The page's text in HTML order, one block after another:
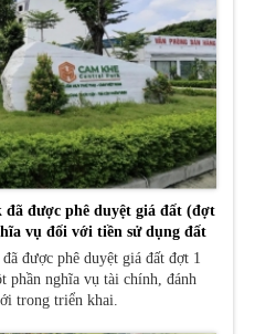
được phê duyệt giá đất (đợt
vụ đối với tiền sử dụng đất
được phê duyệt giá đất đợt 1
phần nghĩa vụ tài chính, đánh
trong triển khai.